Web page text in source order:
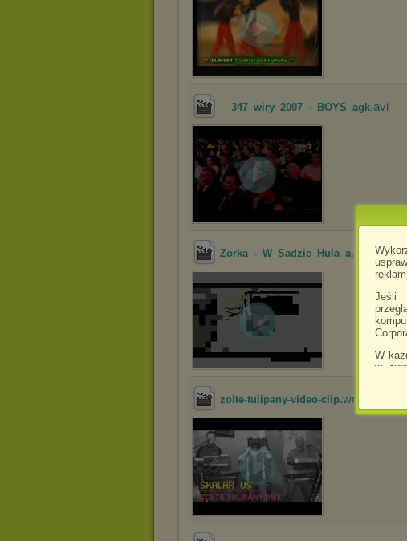
Jeśli
W
w
__347_wiry_2007_-_BOYS_agk.avi
Zorka_-_W_Sadzie_Hula_a.mpg
zolte-tulipany-video-clip.wmv